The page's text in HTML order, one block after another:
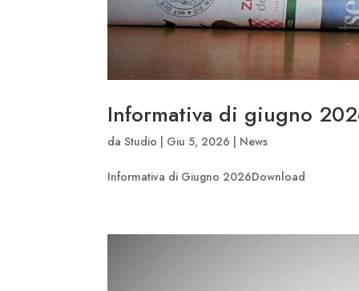
Informativa di giugno
daStudio | Giu 5, 2026 | News
Informativa di Giugno 2026Download